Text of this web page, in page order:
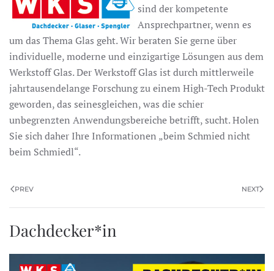
sind der kompetente
Ansprechpartner, wenn es
um das Thema Glas geht. Wir beraten Sie gerne über
individuelle, moderne und einzigartige Lösungen aus dem
Werkstoff Glas. Der Werkstoff Glas ist durch mittlerweile
jahrtausendelange Forschung zu einem High-Tech Produkt
geworden, das seinesgleichen, was die schier
unbegrenzten Anwendungsbereiche betrifft, sucht. Holen
Sie sich daher Ihre Informationen „beim Schmied nicht
beim Schmiedl“.
PREV NEXT
Dachdecker*in